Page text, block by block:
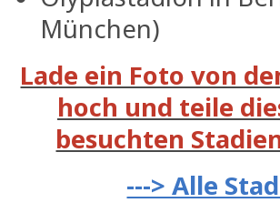
München)
Lade ein Foto von
hoch und teile
besuchten
---> Alle